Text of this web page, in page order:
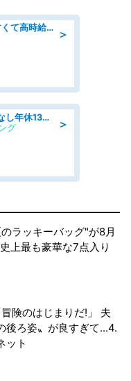
＞
梱包・仕分け・検品/働きやすくて高時給の仕分け作業長期休暇充実/残業なし
＞
一般事務・OA事務/残業基本なし年休130日社保完備の一般・調達事務
グ
ラッキーバッグ"が8月
上最も豪華な7点入り
冒険のはじまりだ!」 夫
後ろ姿〟が良すぎて...4.
ット